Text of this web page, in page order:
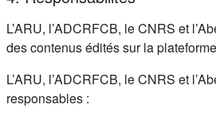
L’ARU, l’ADCRFCB, le CNRS et
des contenus édités sur la
L’ARU, l’ADCRFCB, le CNRS et
responsables :